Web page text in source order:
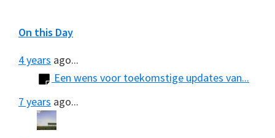
On this Day
4 years ago...
Een wens voor toekomstige updates van...
7 years ago...